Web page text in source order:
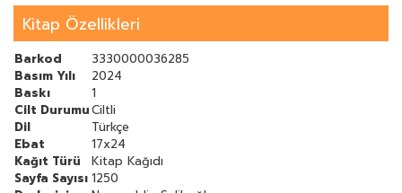
Kitap Özellikleri
Barkod
3330000036285
Basım Yılı
2024
Baskı
1
Cilt DurumuCiltli
Dil
Türkçe
Ebat
17x24
Kağıt Türü
Kitap Kağıdı
Sayfa Sayısı 1250